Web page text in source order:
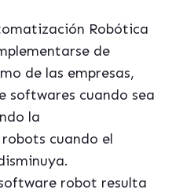
Robótica
de
de las empresas,
softwares cuando sea
la
cuando el
robot resulta